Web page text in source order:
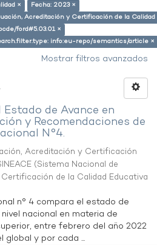
×
Fecha: 2023 ×
Acreditación y Certificación de la
ford#5.03.01 ×
info:eu-repo/semantics/article ×
Mostrar filtros avanzados
de Avance en
y Recomendaciones de
N°4.
Acreditación y Certificación
(Sistema Nacional de
de la Calidad Educativa
n° 4 compara el estado de
nacional en materia de
entre febrero del año 2022
global y por cada ...